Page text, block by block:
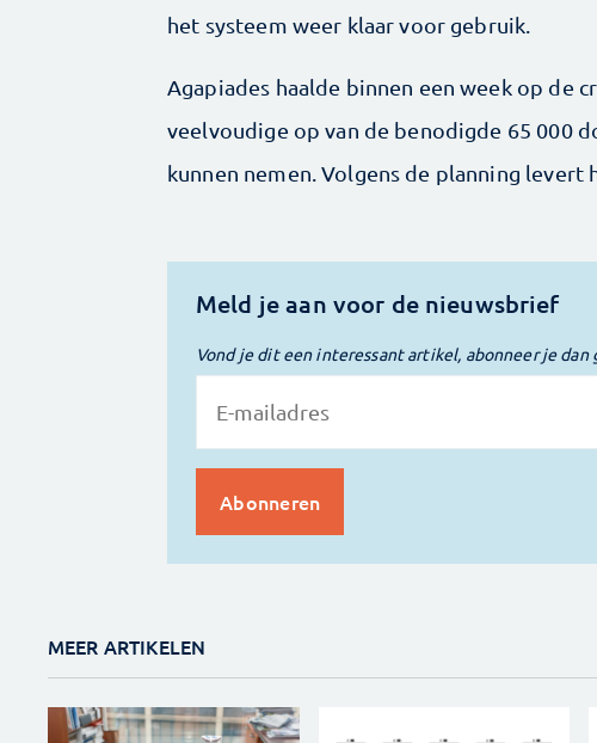
het systeem weer klaar voor gebruik.
Agapiades haalde binnen een week op de
veelvoudige op van de benodigde 65 000
kunnen nemen. Volgens de planning
Meld je aan voor de nieuwsbrief
Vond je dit een interessant artikel, abonneer je
MEER ARTIKELEN